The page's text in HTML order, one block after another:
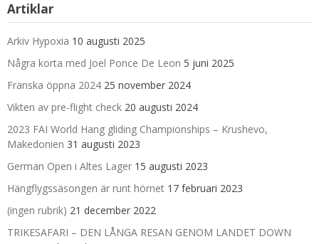
Artiklar
Arkiv Hypoxia 10 augusti 2025
Några korta med Joel Ponce De Leon 5 juni 2025
Franska öppna 2024 25 november 2024
Vikten av pre-flight check 20 augusti 2024
2023 FAI World Hang gliding Championships – Krushevo,
Makedonien 31 augusti 2023
German Open i Altes Lager 15 augusti 2023
Hängflygssäsongen är runt hörnet 17 februari 2023
(ingen rubrik) 21 december 2022
TRIKESAFARI – DEN LÅNGA RESAN GENOM LANDET DOWN